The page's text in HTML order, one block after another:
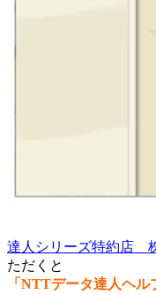
達人シリーズ特約店
ただくと
「NTTデータ達人ヘ